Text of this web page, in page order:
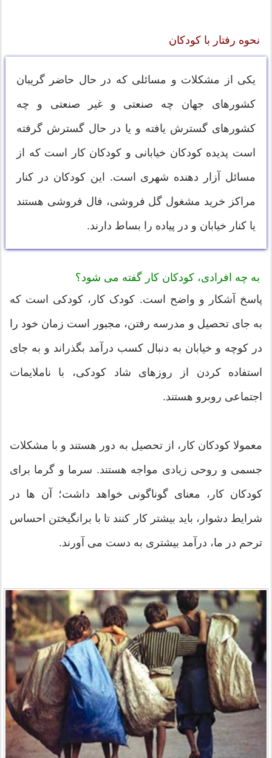
نحوه رفتار با کودکان
یکی از مشکلات و مسائلی که در حال حاضر گریبان
کشورهای جهان چه صنعتی و غیر صنعتی و چه
کشورهای گسترش یافته و یا در حال گسترش گرفته
است پدیده کودکان خیابانی و کودکان کار است که از
مسائل آزار دهنده شهری است. این کودکان در کنار
مراکز خرید مشغول گل فروشی، فال فروشی هستند
یا کنار خیابان و در پیاده را بساط دارند.
به چه افرادی، کودکان کار گفته می شود؟
پاسخ آشکار و واضح است. کودک کار، کودکی است که
به جای تحصیل و مدرسه رفتن، مجبور است زمان خود را
در کوچه و خیابان به دنبال کسب درآمد بگذراند و به جای
استفاده کردن از روزهای شاد کودکی، با ناملایمات
اجتماعی روبرو هستند.
معمولا کودکان کار، از تحصیل به دور هستند و با مشکلات
جسمی و روحی زیادی مواجه هستند. سرما و گرما برای
کودکان کار، معنای گوناگونی خواهد داشت؛ آن ها در
شرایط دشوار، باید بیشتر کار کنند تا با برانگیختن احساس
ترحم در ما، درآمد بیشتری به دست می آورند.